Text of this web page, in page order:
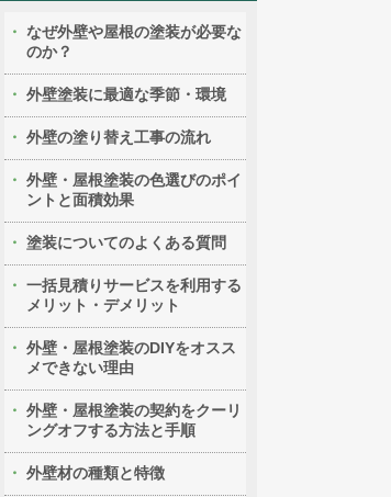
なぜ外壁や屋根の塗装が必要な
のか？
外壁塗装に最適な季節・環境
外壁の塗り替え工事の流れ
外壁・屋根塗装の色選びのポイ
ントと面積効果
塗装についてのよくある質問
一括見積りサービスを利用する
メリット・デメリット
外壁・屋根塗装のDIYをオスス
メできない理由
外壁・屋根塗装の契約をクーリ
ングオフする方法と手順
外壁材の種類と特徴